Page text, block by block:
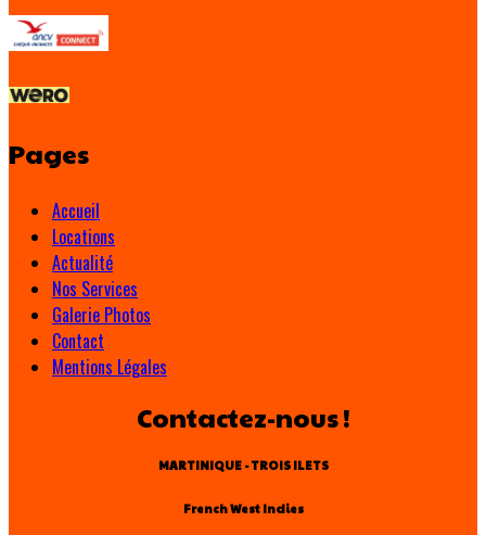
Pages
Accueil
Locations
Actualité
Nos Services
Galerie Photos
Contact
Mentions Légales
Contactez-nous !
MARTINIQUE - TROIS ILETS
French West Indies